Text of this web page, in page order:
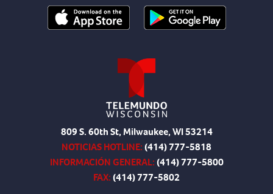
809 S. 60th St, Milwaukee, WI 53214
NOTICIAS HOTLINE:(414) 777-5818
INFORMACIÓN GENERAL:(414) 777-5800
FAX:(414) 777-5802